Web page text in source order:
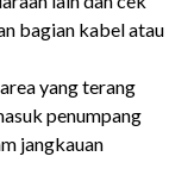
bagian kabel atau
yang terang
penumpang
jangkauan